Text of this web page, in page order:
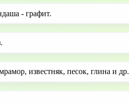
- графит.
известняк, песок, глина и др.